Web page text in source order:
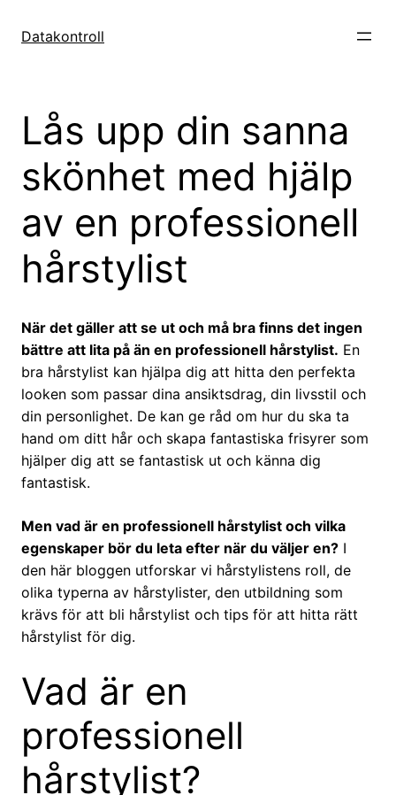
Datakontroll
Lås upp din sanna
skönhet med hjälp
av en professionell
hårstylist
När det gäller att se ut och må bra finns det ingen
bättre att lita på än en professionell hårstylist. En
bra hårstylist kan hjälpa dig att hitta den perfekta
looken som passar dina ansiktsdrag, din livsstil och
din personlighet. De kan ge råd om hur du ska ta
hand om ditt hår och skapa fantastiska frisyrer som
hjälper dig att se fantastisk ut och känna dig
fantastisk.
Men vad är en professionell hårstylist och vilka
egenskaper bör du leta efter när du väljer en? I
den här bloggen utforskar vi hårstylistens roll, de
olika typerna av hårstylister, den utbildning som
krävs för att bli hårstylist och tips för att hitta rätt
hårstylist för dig.
Vad är en
professionell
hårstylist?